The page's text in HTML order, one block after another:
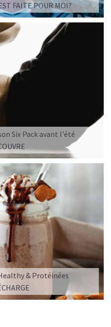
FAITE POUR MOI?
Six Pack avant l'été
& Protéinées